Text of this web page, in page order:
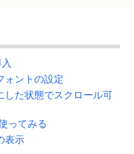
ォントの設定
した状態でスクロール可
ってみる
表示